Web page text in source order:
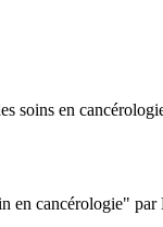
soins en
en cancérologie"